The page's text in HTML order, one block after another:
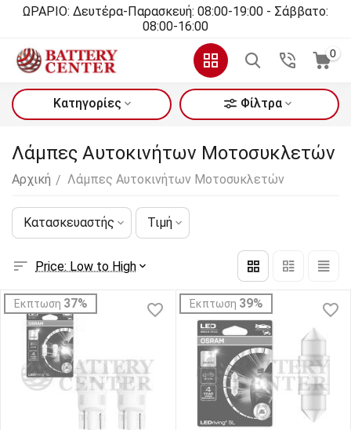
ΩΡΑΡΙΟ: Δευτέρα-Παρασκευή: 08:00-19:00 - Σάββατο:
08:00-16:00
0
Κατηγορίες Φίλτρα
Λάμπες Αυτοκινήτων Μοτοσυκλετών
Αρχική / Λάμπες Αυτοκινήτων Μοτοσυκλετών
Κατασκευαστής Τιμή
Price: Low to High
Έκπτωση 37% Έκπτωση 39%